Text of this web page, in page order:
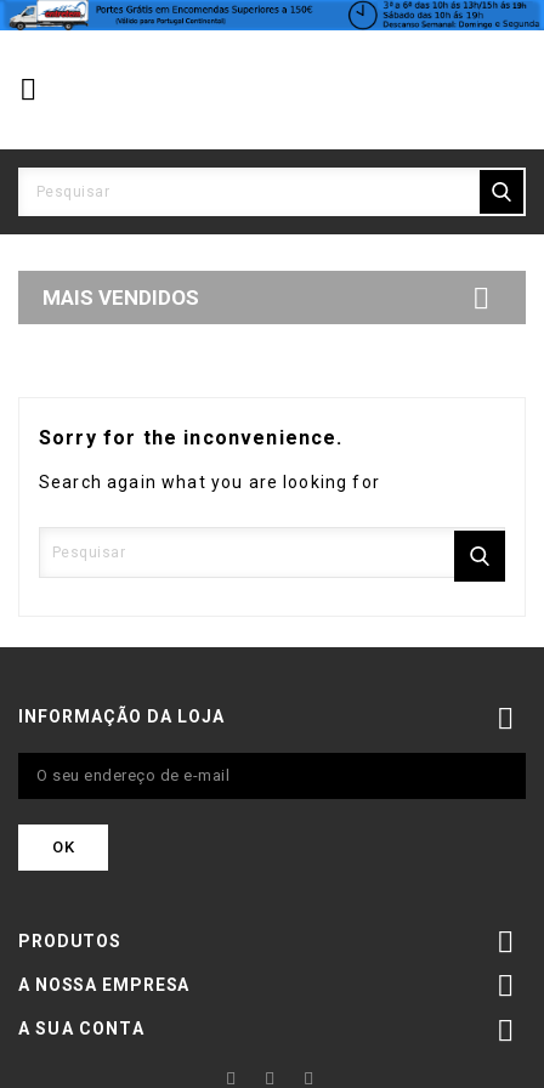

MAIS VENDIDOS 
Sorry for the inconvenience.
Search again what you are looking for
INFORMAÇÃO DA LOJA 
PRODUTOS 
A NOSSA EMPRESA 
A SUA CONTA 